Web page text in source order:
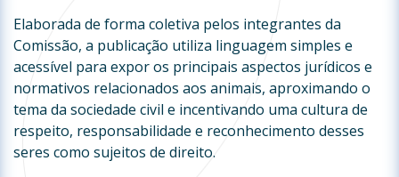
Elaborada de forma coletiva pelos integrantes da
Comissão, a publicação utiliza linguagem simples e
acessível para expor os principais aspectos jurídicos e
normativos relacionados aos animais, aproximando o
tema da sociedade civil e incentivando uma cultura de
respeito, responsabilidade e reconhecimento desses
seres como sujeitos de direito.